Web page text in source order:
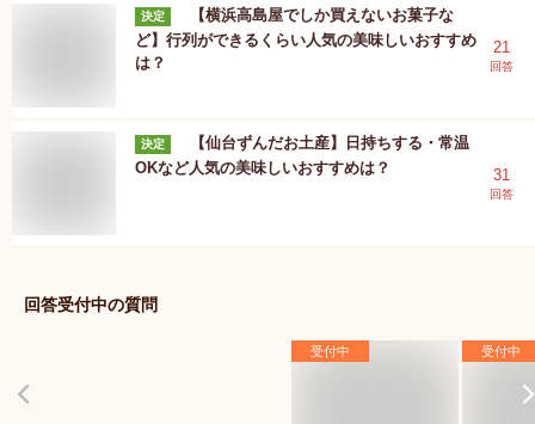
決定
【横浜高島屋でしか買えないお菓子な
ど】行列ができるくらい人気の美味しいおすすめ
は？
21
回答
決定
【仙台ずんだお土産】日持ちする・常温
OKなど人気の美味しいおすすめは？
31
回答
回答受付中の質問
受付中 受付中